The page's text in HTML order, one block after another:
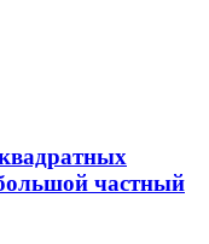
частный